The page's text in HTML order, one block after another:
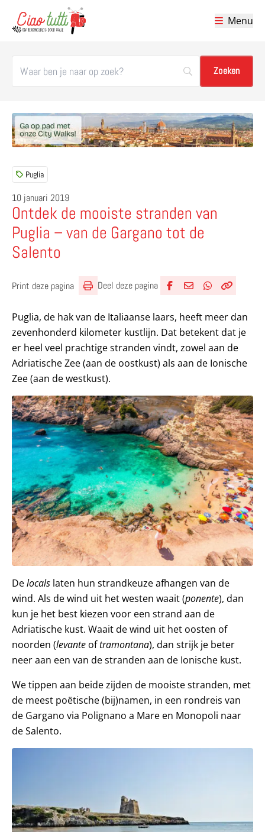
Menu
Puglia
10 januari 2019
Ontdek de mooiste stranden van
Puglia – van de Gargano tot de
Salento
Print deze pagina Deel deze pagina
Puglia, de hak van de Italiaanse laars, heeft meer dan
zevenhonderd kilometer kustlijn. Dat betekent dat je
er heel veel prachtige stranden vindt, zowel aan de
Adriatische Zee (aan de oostkust) als aan de Ionische
Zee (aan de westkust).
Delocals laten hun strandkeuze afhangen van de
wind. Als de wind uit het westen waait (ponente), dan
kun je het best kiezen voor een strand aan de
Adriatische kust. Waait de wind uit het oosten of
noorden (levante oftramontana), dan strijk je beter
neer aan een van de stranden aan de Ionische kust.
We tippen aan beide zijden de mooiste stranden, met
de meest poëtische (bij)namen, in een rondreis van
de Gargano via Polignano a Mare en Monopoli naar
de Salento.